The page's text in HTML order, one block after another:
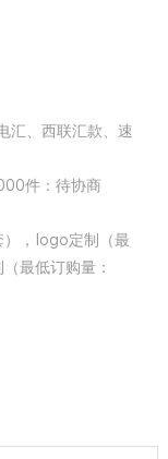
汇、西联汇款、速
件：待协商
，logo定制（最
最低订购量：